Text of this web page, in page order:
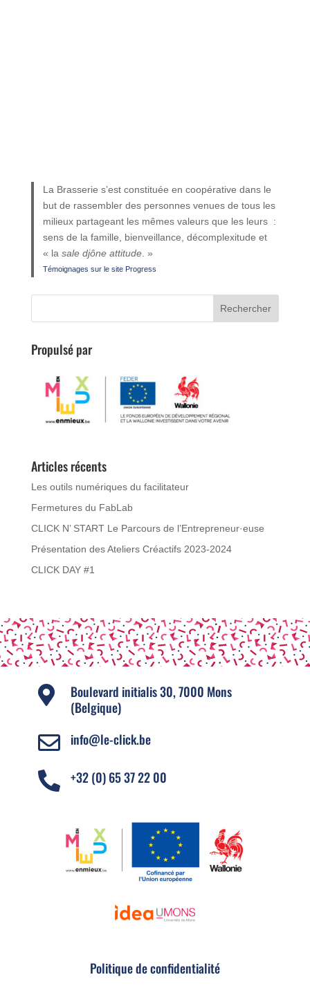
La Brasserie s’est constituée en coopérative dans le
but de rassembler des personnes venues de tous les
milieux partageant les mêmes valeurs que les leurs :
sens de la famille, bienveillance, décomplexitude et
« lasale djône attitude. »
Témoignages sur le site Progress
Propulsé par
Articles récents
Les outils numériques du facilitateur
Fermetures du FabLab
CLICK N’ START Le Parcours de l’Entrepreneur·euse
Présentation des Ateliers Créactifs 2023-2024
CLICK DAY #1

Boulevard initialis 30, 7000 Mons
(Belgique)
 info@le-click.be
 +32 (0) 65 37 22 00
Politique de confidentialité